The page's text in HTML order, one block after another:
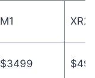
M1 XR2
$3499